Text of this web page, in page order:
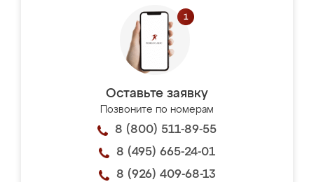
Оставьте заявку
Позвоните по номерам
8 (800) 511-89-55
8 (495) 665-24-01
8 (926) 409-68-13